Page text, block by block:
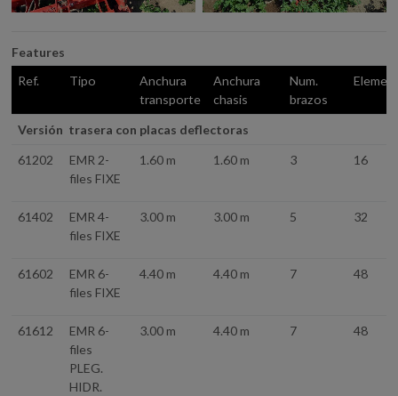
Features
Ref.
Tipo
Anchura
transporte
Anchura
chasis
Num.
brazos
Versión trasera con placas deflectoras
61202
EMR 2-
files FIXE
1.60 m 1.60 m 3 16
61402
EMR 4-
files FIXE
3.00 m 3.00 m 5 32
61602
EMR 6-
files FIXE
4.40 m 4.40 m 7 48
61612
EMR 6-
files
PLEG.
HIDR.
3.00 m 4.40 m 7 48